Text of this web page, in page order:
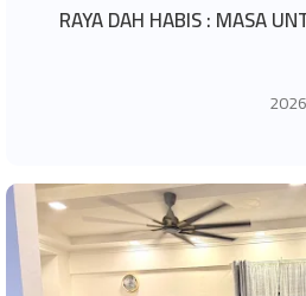
RAYA DAH HABIS : MASA